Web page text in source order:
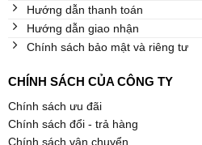
Hướng dẫn thanh toán
Hướng dẫn giao nhận
Chính sách bảo mật và riêng tư
CHÍNH SÁCH CỦA CÔNG TY
Chính sách ưu đãi
Chính sách đổi - trả hàng
Chính sách vận chuyển